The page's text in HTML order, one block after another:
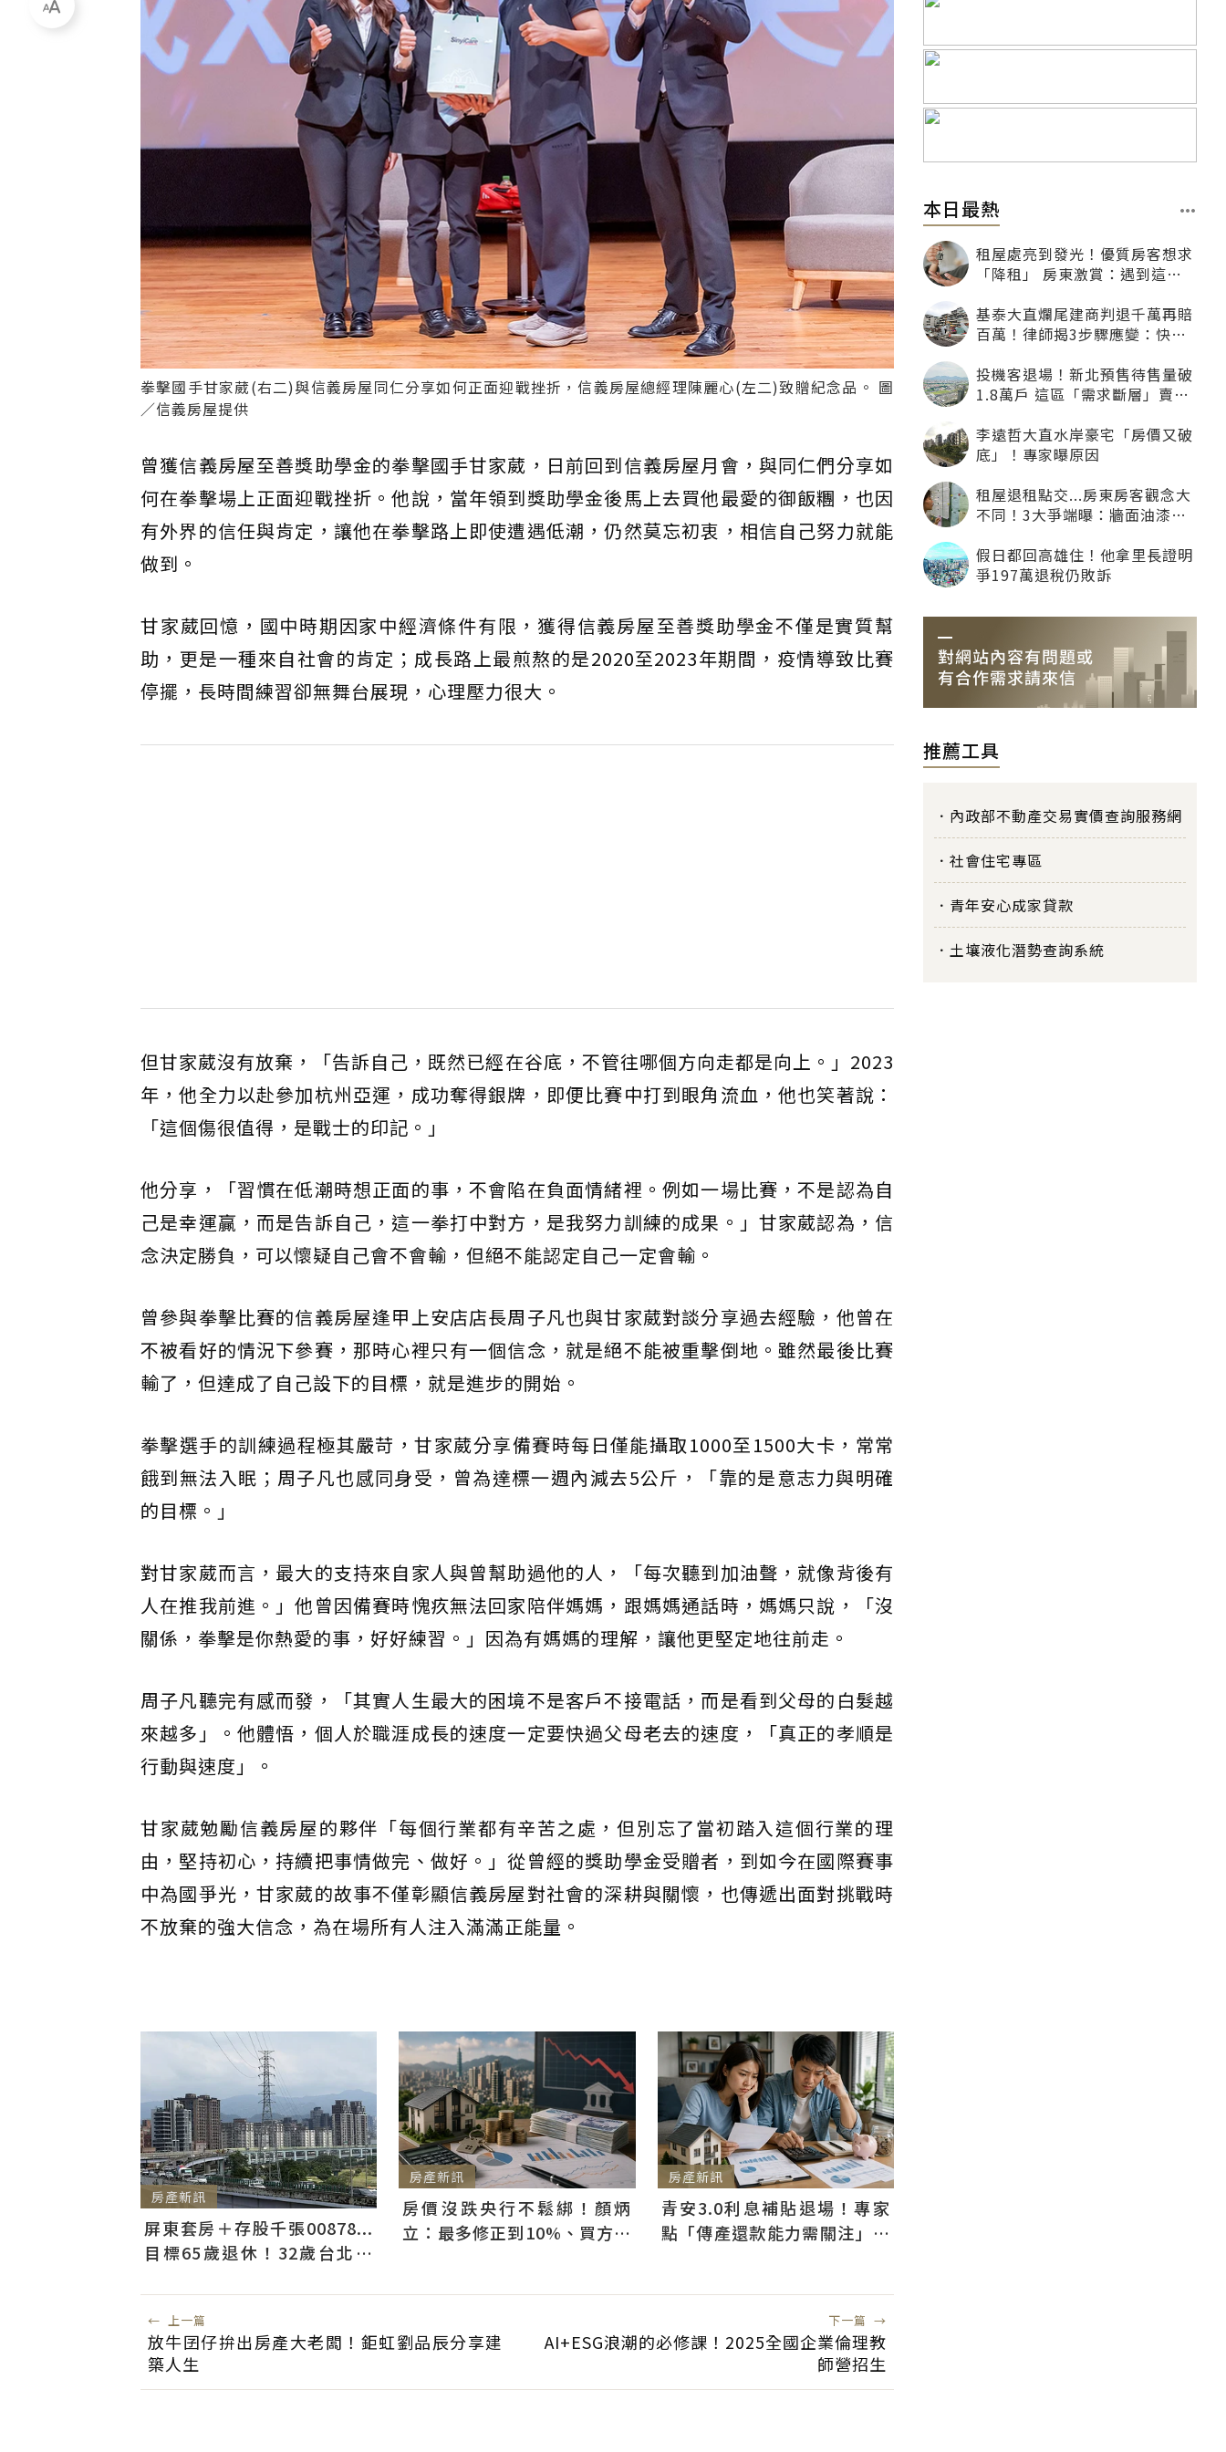
拳擊國手甘家葳(右二)與信義房屋同仁分享如何正面迎戰挫折，信義房屋總經理陳麗心(左二)致贈紀念品。 圖
／信義房屋提供
曾獲信義房屋至善獎助學金的拳擊國手甘家葳，日前回到信義房屋月會，與同仁們分享如
何在拳擊場上正面迎戰挫折。他說，當年領到獎助學金後馬上去買他最愛的御飯糰，也因
有外界的信任與肯定，讓他在拳擊路上即使遭遇低潮，仍然莫忘初衷，相信自己努力就能
做到。
甘家葳回憶，國中時期因家中經濟條件有限，獲得信義房屋至善獎助學金不僅是實質幫
助，更是一種來自社會的肯定；成長路上最煎熬的是2020至2023年期間，疫情導致比賽
停擺，長時間練習卻無舞台展現，心理壓力很大。
但甘家葳沒有放棄，「告訴自己，既然已經在谷底，不管往哪個方向走都是向上。」2023
年，他全力以赴參加杭州亞運，成功奪得銀牌，即便比賽中打到眼角流血，他也笑著說：
「這個傷很值得，是戰士的印記。」
他分享，「習慣在低潮時想正面的事，不會陷在負面情緒裡。例如一場比賽，不是認為自
己是幸運贏，而是告訴自己，這一拳打中對方，是我努力訓練的成果。」甘家葳認為，信
念決定勝負，可以懷疑自己會不會輸，但絕不能認定自己一定會輸。
曾參與拳擊比賽的信義房屋逢甲上安店店長周子凡也與甘家葳對談分享過去經驗，他曾在
不被看好的情況下參賽，那時心裡只有一個信念，就是絕不能被重擊倒地。雖然最後比賽
輸了，但達成了自己設下的目標，就是進步的開始。
拳擊選手的訓練過程極其嚴苛，甘家葳分享備賽時每日僅能攝取1000至1500大卡，常常
餓到無法入眠；周子凡也感同身受，曾為達標一週內減去5公斤，「靠的是意志力與明確
的目標。」
對甘家葳而言，最大的支持來自家人與曾幫助過他的人，「每次聽到加油聲，就像背後有
人在推我前進。」他曾因備賽時愧疚無法回家陪伴媽媽，跟媽媽通話時，媽媽只說，「沒
關係，拳擊是你熱愛的事，好好練習。」因為有媽媽的理解，讓他更堅定地往前走。
周子凡聽完有感而發，「其實人生最大的困境不是客戶不接電話，而是看到父母的白髮越
來越多」。他體悟，個人於職涯成長的速度一定要快過父母老去的速度，「真正的孝順是
行動與速度」。
甘家葳勉勵信義房屋的夥伴「每個行業都有辛苦之處，但別忘了當初踏入這個行業的理
由，堅持初心，持續把事情做完、做好。」從曾經的獎助學金受贈者，到如今在國際賽事
中為國爭光，甘家葳的故事不僅彰顯信義房屋對社會的深耕與關懷，也傳遞出面對挑戰時
不放棄的強大信念，為在場所有人注入滿滿正能量。
房產新訊
屏東套房＋存股千張00878...
目標65歲退休！32歲台北人
房產新訊
房價沒跌央行不鬆綁！顏炳
立：最多修正到10%、買方仍
房產新訊
青安3.0利息補貼退場！專家
點「傳產還款能力需關注」：
← 上一篇
放牛囝仔拚出房產大老闆！鉅虹劉品辰分享建
築人生
下一篇 →
AI+ESG浪潮的必修課！2025全國企業倫理教
師營招生
本日最熱
租屋處亮到發光！優質房客想求
「降租」 房東激賞：遇到這種
基泰大直爛尾建商判退千萬再賠
百萬！律師揭3步驟應變：快通
投機客退場！新北預售待售量破
1.8萬戶 這區「需求斷層」賣壓
李遠哲大直水岸豪宅「房價又破
底」！專家曝原因
租屋退租點交...房東房客觀念大
不同！3大爭端曝：牆面油漆、
假日都回高雄住！他拿里長證明
爭197萬退稅仍敗訴
推薦工具
內政部不動產交易實價查詢服務網
社會住宅專區
青年安心成家貸款
土壤液化潛勢查詢系統